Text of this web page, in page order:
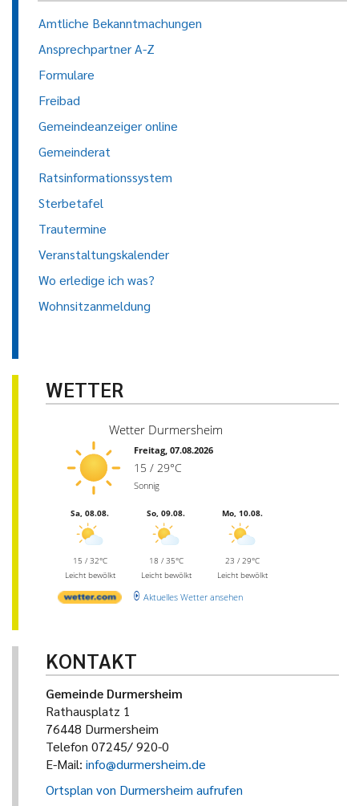
Amtliche Bekanntmachungen
Ansprechpartner A-Z
Formulare
Freibad
Gemeindeanzeiger online
Gemeinderat
Ratsinformationssystem
Sterbetafel
Trautermine
Veranstaltungskalender
Wo erledige ich was?
Wohnsitzanmeldung
WETTER
Wetter Durmersheim
Freitag, 07.08.2026
15 / 29°C
Sonnig
Sa, 08.08.
15 / 32°C
Leicht bewölkt
So, 09.08.
18 / 35°C
Leicht bewölkt
Mo, 10.08.
23 / 29°C
Leicht bewölkt
Aktuelles Wetter ansehen
KONTAKT
Gemeinde Durmersheim
Rathausplatz 1
76448 Durmersheim
Telefon 07245/ 920-0
E-Mail: info@durmersheim.de
Ortsplan von Durmersheim aufrufen